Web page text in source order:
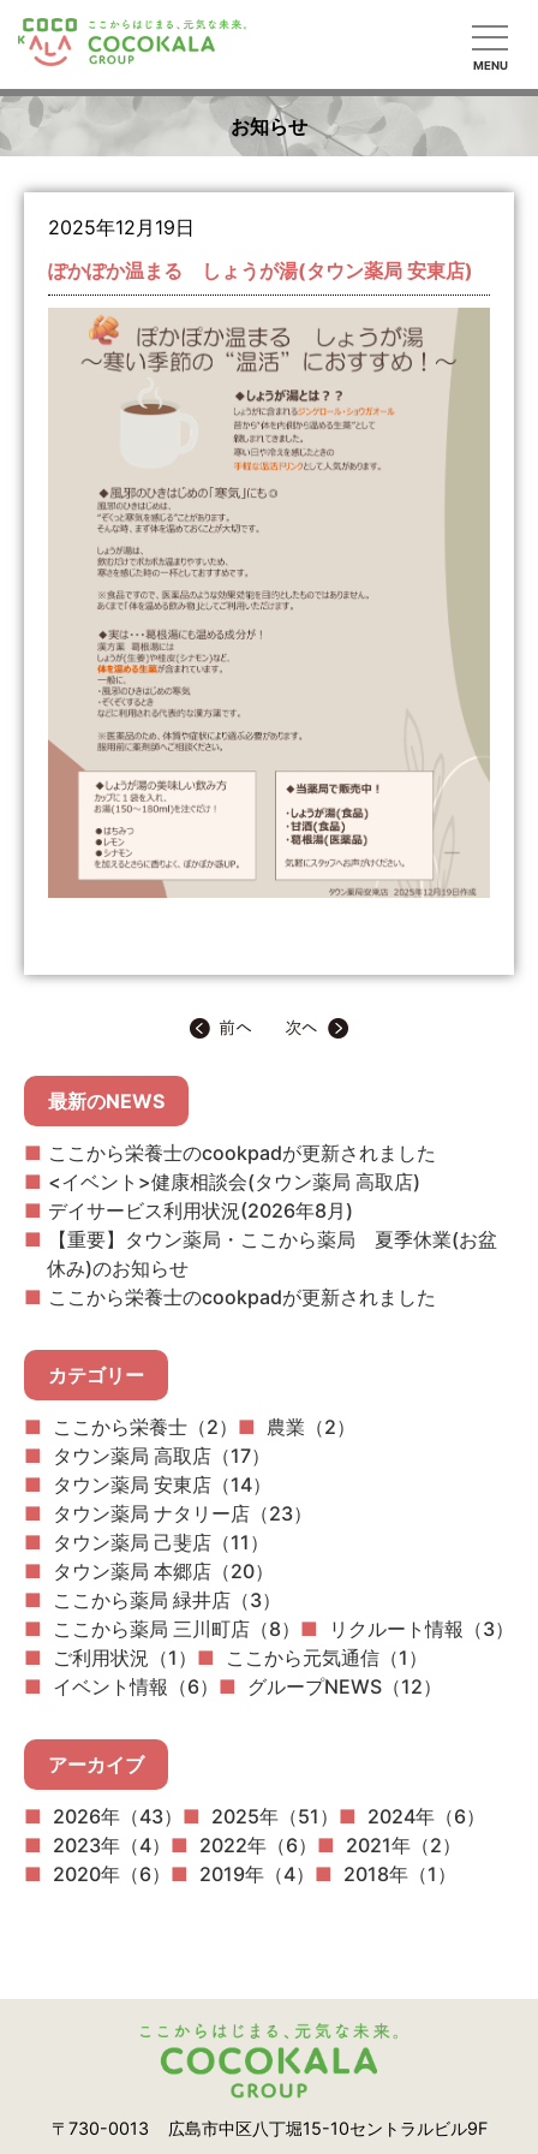
MENU
お知らせ
2025年12月19日
ぽかぽか温まる しょうが湯(タウン薬局 安東店)
最新のNEWS
ここから栄養士のcookpadが更新されました
<イベント>健康相談会(タウン薬局 高取店)
デイサービス利用状況(2026年8月)
【重要】タウン薬局・ここから薬局 夏季休業(お盆
休み)のお知らせ
ここから栄養士のcookpadが更新されました
カテゴリー
ここから栄養士（2）
農業（2）
タウン薬局 高取店（17）
タウン薬局 安東店（14）
タウン薬局 ナタリー店（23）
タウン薬局 己斐店（11）
タウン薬局 本郷店（20）
ここから薬局 緑井店（3）
ここから薬局 三川町店（8）
リクルート情報（3）
ご利用状況（1）
ここから元気通信（1）
イベント情報（6）
グループNEWS（12）
アーカイブ
2026年（43） 2025年（51）
2024年（6）
2023年（4）
2022年（6）
2021年（2）
2020年（6）
2019年（4） 2018年（1）
〒730-0013
広島市中区八丁堀15-10セントラルビル9F